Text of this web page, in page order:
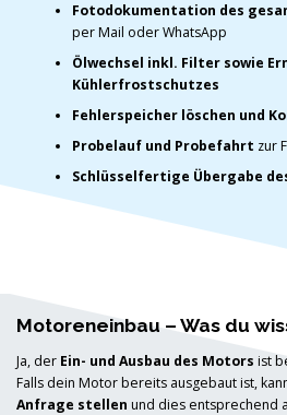
Fotodokumentation des
per Mail oder WhatsApp
Ölwechsel inkl. Filter sowie
Kühlerfrostschutzes
Fehlerspeicher löschen und
Probelauf und Probefahrt zur
Schlüsselfertige Übergabe
Motoreneinbau – Was du
Ja, der Ein- und Ausbau des Motors ist
Falls dein Motor bereits ausgebaut ist,
Anfrage stellen und dies entsprechend